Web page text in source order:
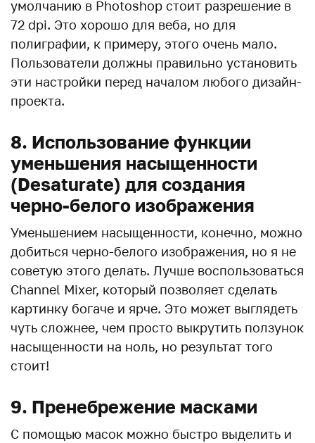
умолчанию в Photoshop стоит разрешение в
72 dpi. Это хорошо для веба, но для
полиграфии, к примеру, этого очень мало.
Пользователи должны правильно установить
эти настройки перед началом любого дизайн-
проекта.
8. Использование функции
уменьшения насыщенности
(Desaturate) для создания
черно-белого изображения
Уменьшением насыщенности, конечно, можно
добиться черно-белого изображения, но я не
советую этого делать. Лучше воспользоваться
Channel Mixer, который позволяет сделать
картинку богаче и ярче. Это может выглядеть
чуть сложнее, чем просто выкрутить ползунок
насыщенности на ноль, но результат того
стоит!
9. Пренебрежение масками
С помощью масок можно быстро выделить и